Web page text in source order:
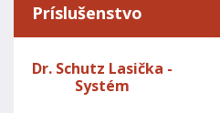
Príslušenstvo
Dr. Schutz Lasička -
Systém